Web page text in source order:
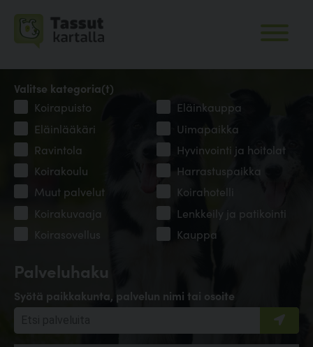
Palveluhaku
Syötä paikkakunta, palvelun nimi tai osoite
Valitse kategoria(t)
Koirapuisto
Eläinkauppa
Eläinlääkäri
Uimapaikka
Ravintola
Hyvinvointi ja hoitolat
Koirakoulu
Harrastuspaikka
Muut palvelut
Koirahotelli
Koirakuvaaja
Lenkkeily ja patikointi
Koirasovellus
Kauppa